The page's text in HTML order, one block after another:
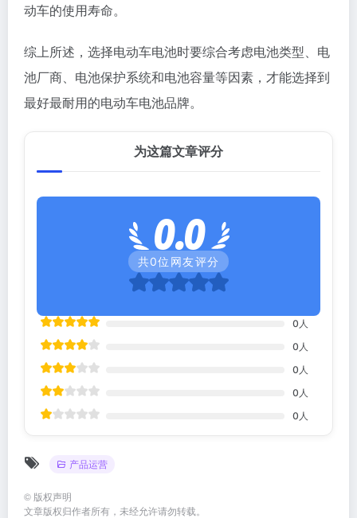
动车的使用寿命。
综上所述，选择电动车电池时要综合考虑电池类型、电
池厂商、电池保护系统和电池容量等因素，才能选择到
最好最耐用的电动车电池品牌。
为这篇文章评分
0.0
共0位网友评分
0 人
0 人
0 人
0 人
0 人
产品运营
© 版权声明
文章版权归作者所有，未经允许请勿转载。